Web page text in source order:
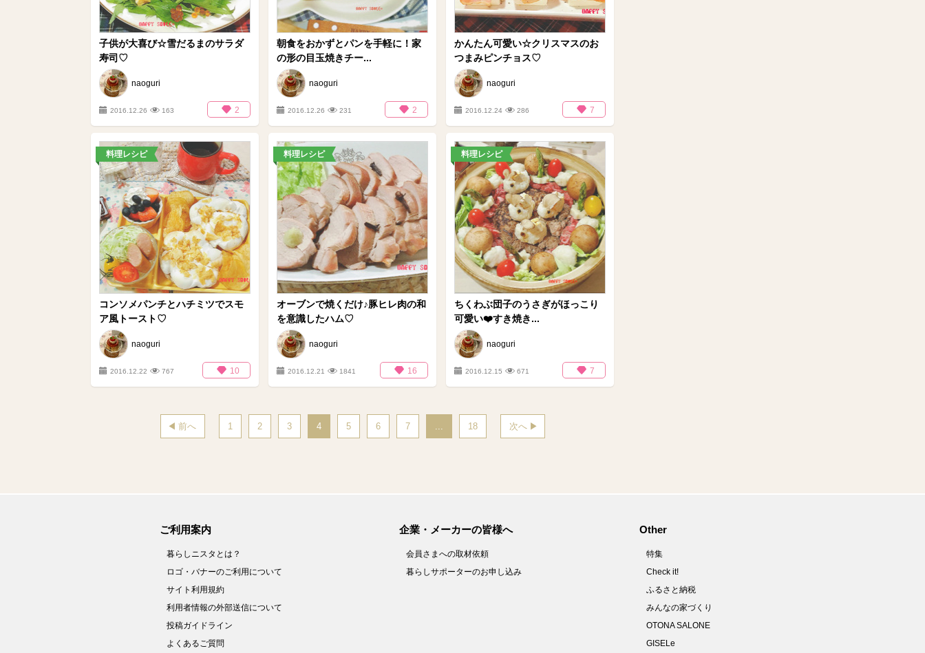
子供が大喜び☆雪だるまのサラダ
寿司♡
naoguri
2016.12.26 163 2
朝食をおかずとパンを手軽に！家
の形の目玉焼きチー...
naoguri
2016.12.26 231 2
かんたん可愛い☆クリスマスのお
つまみピンチョス♡
naoguri
2016.12.24 286 7
料理レシピ
コンソメパンチとハチミツでスモ
ア風トースト♡
naoguri
2016.12.22 767 10
料理レシピ
オーブンで焼くだけ♪豚ヒレ肉の和
を意識したハム♡
naoguri
2016.12.21 1841 16
料理レシピ
ちくわぶ団子のうさぎがほっこり
可愛い❤️すき焼き...
naoguri
2016.12.15 671 7
前へ 1 2 3 4 5 6 7 ... 18 次へ
ご利用案内
暮らしニスタとは？
ロゴ・バナーのご利用について
サイト利用規約
利用者情報の外部送信について
投稿ガイドライン
よくあるご質問
企業・メーカーの皆様へ
会員さまへの取材依頼
暮らしサポーターのお申し込み
Other
特集
Check it!
ふるさと納税
みんなの家づくり
OTONA SALONE
GISELe